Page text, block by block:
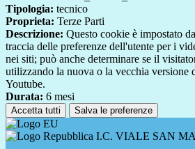
Tipologia: tecnico
Proprieta: Terze Parti
Descrizione: Questo cookie è impostato
traccia delle preferenze dell'utente per i
nei siti; può anche determinare se il
utilizzando la nuova o la vecchia versione
Youtube.
Durata: 6 mesi
Accetta tutti Salva le preferenze
I.C. VIALE SAN